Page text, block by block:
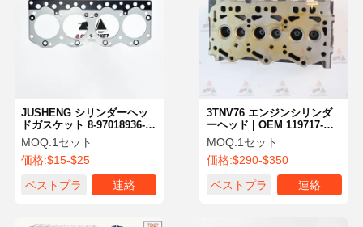
3TNV76 エンジンシリンダ
ーヘッド | OEM 119717-
11740 YM119717-11740 | ヤ
ンマー油圧ショベル用部品
エンジンシリンダーヘッド
MOQ:1セット
価格:$290-$350
ベストプラ
連絡
JUSHENG シリンダーヘッ
ドガスケット 8-97018936-1
いすゞ C240 ディーゼルエ
ンジンアフターマーケット
交換スペアパーツ
MOQ:1セット
価格:$15-$25
ベストプラ
連絡